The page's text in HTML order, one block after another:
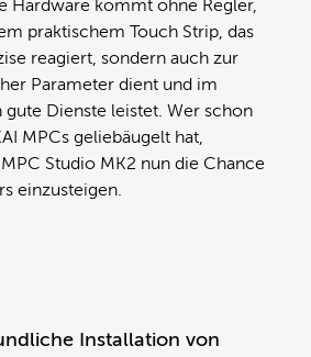
Hardware kommt ohne Regler,
praktischem Touch Strip, das
reagiert, sondern auch zur
Parameter dient und im
Dienste leistet. Wer schon
MPCs geliebäugelt hat,
Studio MK2 nun die Chance
einzusteigen.
Installation von